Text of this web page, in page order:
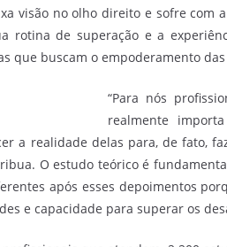
visão no olho direito e sofre com
rotina de superação e a
que buscam o empoderamento
“Para nós
realmente
a realidade delas para, de fato,
O estudo teórico é
após esses depoimentos
e capacidade para superar os